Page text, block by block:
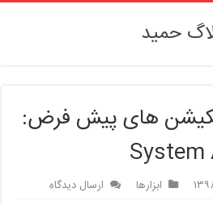
حمید
های پیش فرض:
System
ابزارها ارسال دیدگاه